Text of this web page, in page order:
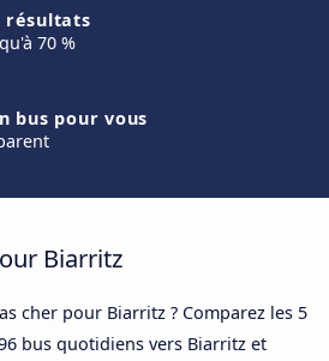
résultats
70 %
bus pour vous
Biarritz
cher pour Biarritz ? Comparez les 5
bus quotidiens vers Biarritz et